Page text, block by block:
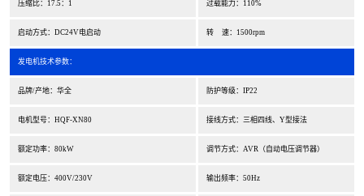
压缩比：17.5：1 过载能力：110%
启动方式：DC24V电启动 转 速：1500rpm
发电机技术参数：
品牌/产地：华全 防护等级：IP22
电机型号：HQF-XN80 接线方式：三相四线、Y型接法
额定功率：80kW 调节方式：AVR（自动电压调节器）
额定电压：400V/230V 输出频率：50Hz